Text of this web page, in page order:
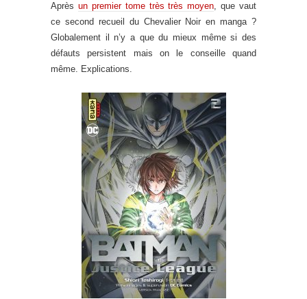
Après un premier tome très très moyen, que vaut
ce second recueil du Chevalier Noir en manga ?
Globalement il n’y a que du mieux même si des
défauts persistent mais on le conseille quand
même. Explications.